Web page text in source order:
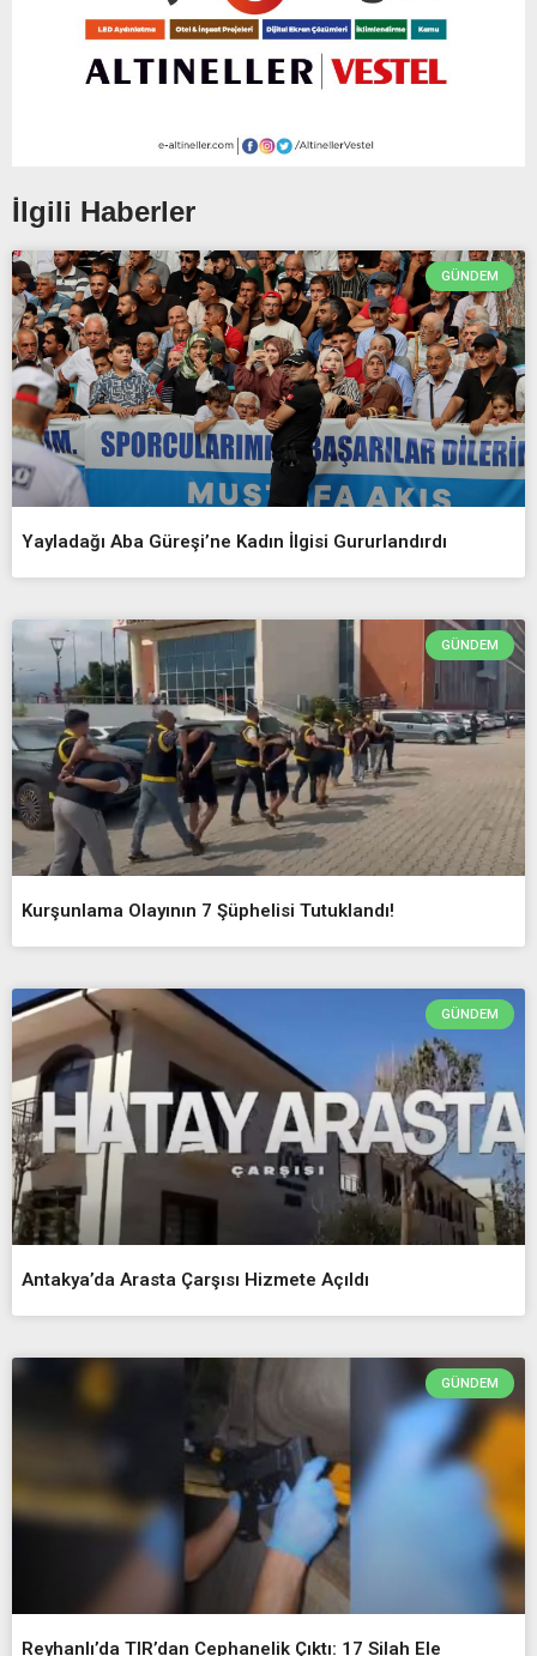
İlgili Haberler
GÜNDEM
Yayladağı Aba Güreşi’ne Kadın İlgisi Gururlandırdı
GÜNDEM
Kurşunlama Olayının 7 Şüphelisi Tutuklandı!
GÜNDEM
Antakya’da Arasta Çarşısı Hizmete Açıldı
GÜNDEM
Reyhanlı’da TIR’dan Cephanelik Çıktı: 17 Silah Ele